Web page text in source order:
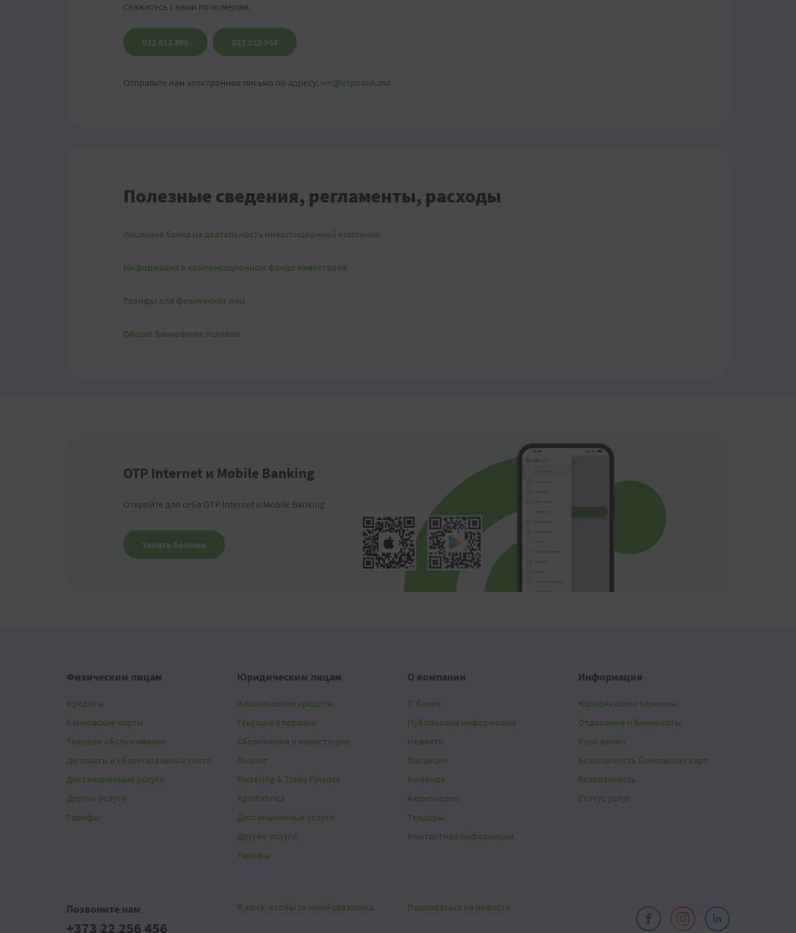
Свяжитесь с нами по номерам:
022 812 380 022 812 944
Отправьте нам электронное письмо по адресу: vm@otpbank.md
Полезные сведения, регламенты, расходы
Лицензия банка на деятельность инвестиционной компании
Информация о компенсационном фонде инвесторов
Тарифы для физических лиц
Общие Банковские Условия
OTP Internet и Mobile Banking
Откройте для себя OTP Internet и Mobile Banking
Узнать больше
Физическим лицам
Кредиты
Банковские карты
Текущее обслуживание
Депозиты и сберегательные счета
Дистанционные услуги
Другие услуги
Тарифы
Юридическим лицам
Классические кредиты
Текущие операции
Сбережения и инвестиции
Лизинг
Factoring & Trade Finance
AgroFabrica
Дистанционные услуги
Другие услуги
Тарифы
О компании
О банке
Публикация информации
Новости
Вакансии
Команда
Акционерам
Тендеры
Контактная информация
Информация
Юридические термины
Отделения и банкоматы
Курс валют
Безопасность банковских карт
Безопасность
Статус услуг
Позвоните нам
+373 22 256 456
Я хочу, чтобы со мной связались Подписаться на новости